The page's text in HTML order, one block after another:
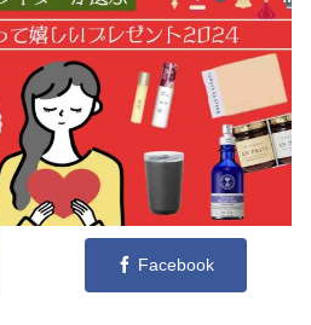
Facebook